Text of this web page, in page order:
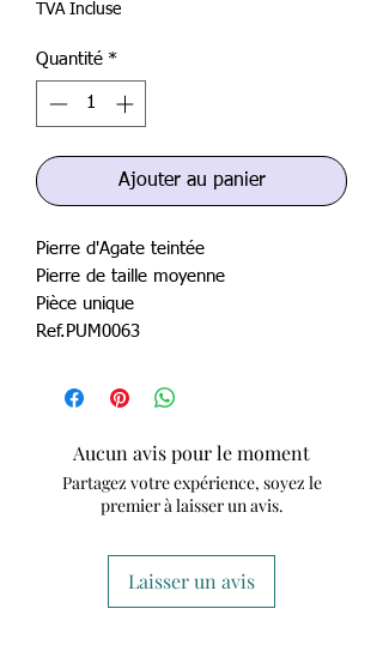
TVA Incluse
Quantité *
Ajouter au panier
Pierre d'Agate teintée
Pierre de taille moyenne
Pièce unique
Ref.PUM0063
Aucun avis pour le moment
Partagez votre expérience, soyez le
premier à laisser un avis.
Laisser un avis